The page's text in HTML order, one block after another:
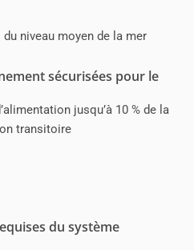
du niveau moyen de la mer
sécurisées pour le
jusqu’à 10 % de la
transitoire
du système